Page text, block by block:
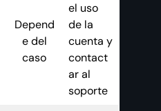
Depend
e del
caso
el uso
de la
cuenta y
contact
ar al
soporte